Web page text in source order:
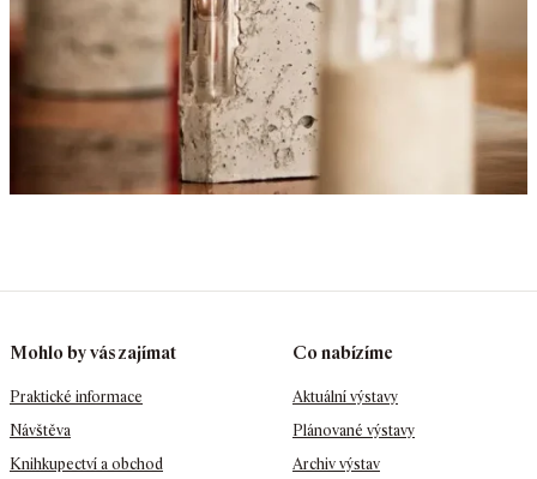
Mohlo by vás zajímat
Praktické informace
Návštěva
Knihkupectví a obchod
Co nabízíme
Aktuální výstavy
Plánované výstavy
Archiv výstav